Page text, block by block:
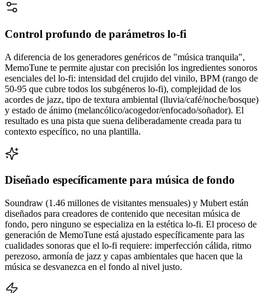
Control profundo de parámetros lo-fi
A diferencia de los generadores genéricos de "música tranquila",
MemoTune te permite ajustar con precisión los ingredientes sonoros
esenciales del lo-fi: intensidad del crujido del vinilo, BPM (rango de
50-95 que cubre todos los subgéneros lo-fi), complejidad de los
acordes de jazz, tipo de textura ambiental (lluvia/café/noche/bosque)
y estado de ánimo (melancólico/acogedor/enfocado/soñador). El
resultado es una pista que suena deliberadamente creada para tu
contexto específico, no una plantilla.
Diseñado específicamente para música de fondo
Soundraw (1.46 millones de visitantes mensuales) y Mubert están
diseñados para creadores de contenido que necesitan música de
fondo, pero ninguno se especializa en la estética lo-fi. El proceso de
generación de MemoTune está ajustado específicamente para las
cualidades sonoras que el lo-fi requiere: imperfección cálida, ritmo
perezoso, armonía de jazz y capas ambientales que hacen que la
música se desvanezca en el fondo al nivel justo.